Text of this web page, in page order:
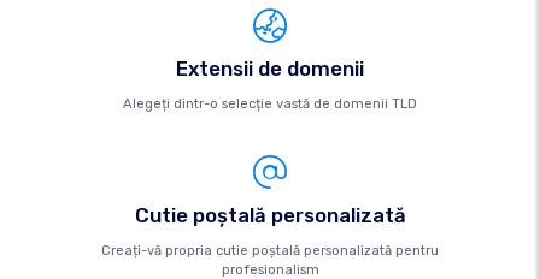
Extensii de domenii
Alegeți dintr-o selecție vastă de domenii TLD
Cutie poştală personalizată
Creați-vă propria cutie poștală personalizată pentru
profesionalism